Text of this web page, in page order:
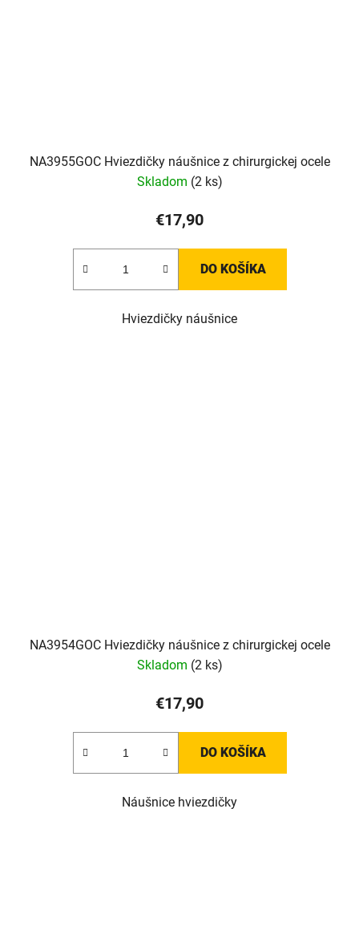
NA3955GOC Hviezdičky náušnice z chirurgickej ocele
Skladom (2 ks)
€17,90
DO KOŠÍKA
Hviezdičky náušnice
NA3954GOC Hviezdičky náušnice z chirurgickej ocele
Skladom (2 ks)
€17,90
DO KOŠÍKA
Náušnice hviezdičky